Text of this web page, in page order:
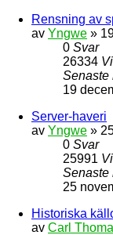
Rensning av
av Yngwe »
0 Svar
26334
Senaste
19
Server-haveri
av Yngwe »
0 Svar
25991
Senaste
25
Historiska
av Carl